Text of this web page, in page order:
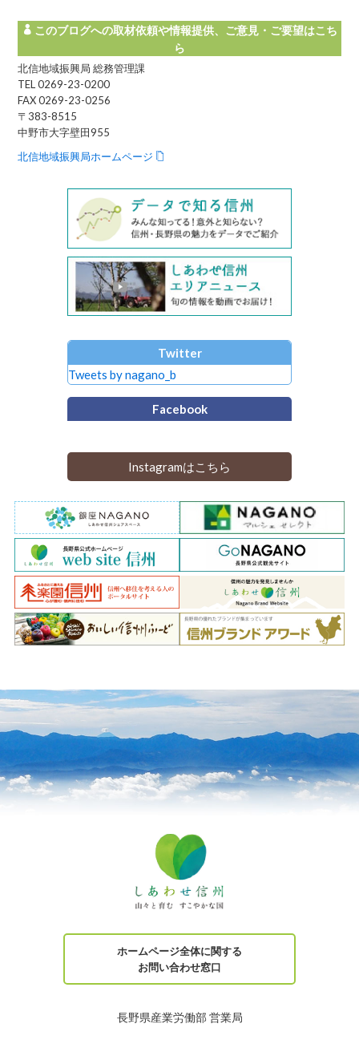
このブログへの取材依頼や情報提供、ご意見・ご要望はこち
ら
北信地域振興局 総務管理課
TEL 0269-23-0200
FAX 0269-23-0256
〒383-8515
中野市大字壁田955
北信地域振興局ホームページ
Twitter
Tweets by nagano_b
Facebook
Instagramはこちら
ホームページ全体に関する
お問い合わせ窓口
長野県産業労働部 営業局